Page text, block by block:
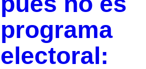
programa
electoral: